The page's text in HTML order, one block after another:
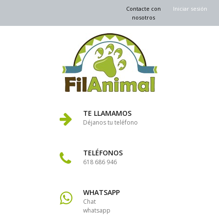
Iniciar sesión
Contacte con
nosotros
TE LLAMAMOS
Déjanos tu teléfono
TELÉFONOS
618 686 946
WHATSAPP
Chat
whatsapp